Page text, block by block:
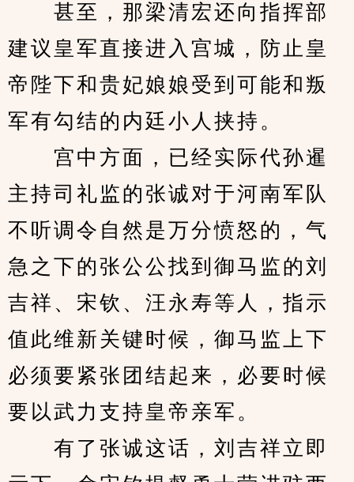
甚至，那梁清宏还向指挥部
建议皇军直接进入宫城，防止皇
帝陛下和贵妃娘娘受到可能和叛
军有勾结的内廷小人挟持。
宫中方面，已经实际代孙暹
主持司礼监的张诚对于河南军队
不听调令自然是万分愤怒的，气
急之下的张公公找到御马监的刘
吉祥、宋钦、汪永寿等人，指示
值此维新关键时候，御马监上下
必须要紧张团结起来，必要时候
要以武力支持皇帝亲军。
有了张诚这话，刘吉祥立即